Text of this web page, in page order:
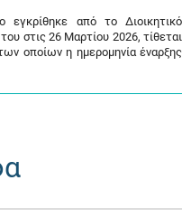
εγκρίθηκε από το Διοικητικό
στις 26 Μαρτίου 2026, τίθεται
οποίων η ημερομηνία έναρξης